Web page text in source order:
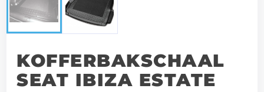
KOFFERBAKSCHAAL
SEAT IBIZA ESTATE